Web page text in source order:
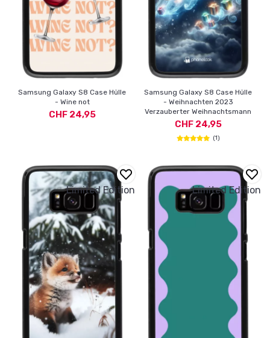
Samsung Galaxy S8 Case Hülle
- Wine not
CHF 24,95
Samsung Galaxy S8 Case Hülle
- Weihnachten 2023
Verzauberter Weihnachtsmann
CHF 24,95
(1)
Limited Edition Limited Edition